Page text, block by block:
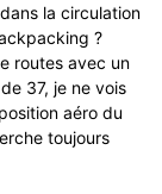
la circulation
?
routes avec un
37, je ne vois
aéro du
toujours